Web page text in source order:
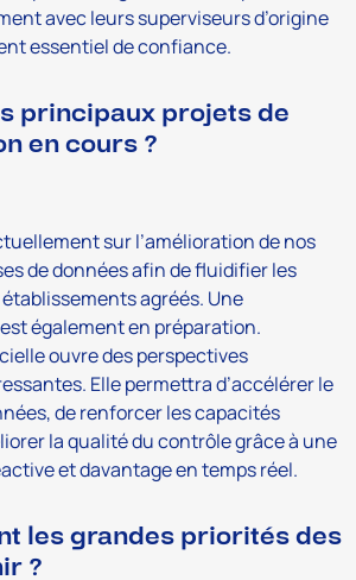
avec leurs superviseurs d’origine
essentiel de confiance.
principaux projets de
en cours ?
sur l’amélioration de nos
de données afin de fluidifier les
agréés. Une
également en préparation.
ouvre des perspectives
Elle permettra d’accélérer le
de renforcer les capacités
la qualité du contrôle grâce à une
et davantage en temps réel.
les grandes priorités des
?